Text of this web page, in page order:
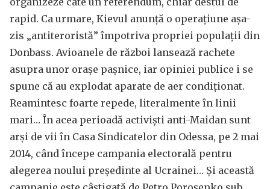
rapid. Ca urmare, Kievul anunță o operațiune așa-
zis „antiteroristă” împotriva propriei populații din
Donbass. Avioanele de război lansează rachete
asupra unor orașe pașnice, iar opiniei publice i se
spune că au explodat aparate de aer condiționat.
Reamintesc foarte repede, literalmente în linii
mari… În acea perioadă activiști anti-Maidan sunt
arși de vii în Casa Sindicatelor din Odessa, pe 2 mai
2014, când începe campania electorală pentru
alegerea noului președinte al Ucrainei… Și această